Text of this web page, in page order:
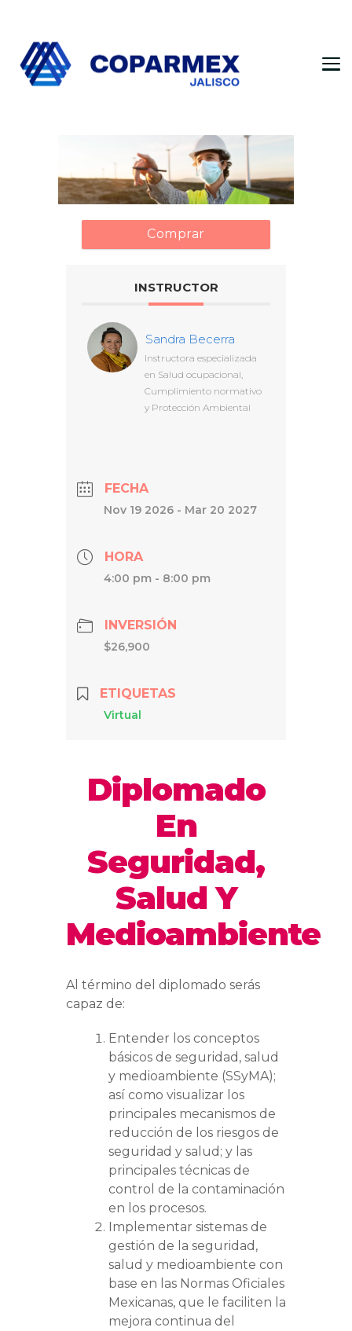
Comprar
INSTRUCTOR
Sandra Becerra
Instructora especializada
en Salud ocupacional,
Cumplimiento normativo
y Protección Ambiental
FECHA
Nov 19 2026 - Mar 20 2027
HORA
4:00 pm - 8:00 pm
INVERSIÓN
$26,900
ETIQUETAS
Virtual
Diplomado
En
Seguridad,
Salud Y
Medioambiente
Al término del diplomado serás
capaz de:
Entender los conceptos
básicos de seguridad, salud
y medioambiente (SSyMA);
así como visualizar los
principales mecanismos de
reducción de los riesgos de
seguridad y salud; y las
principales técnicas de
control de la contaminación
en los procesos.
Implementar sistemas de
gestión de la seguridad,
salud y medioambiente con
base en las Normas Oficiales
Mexicanas, que le faciliten la
mejora continua del